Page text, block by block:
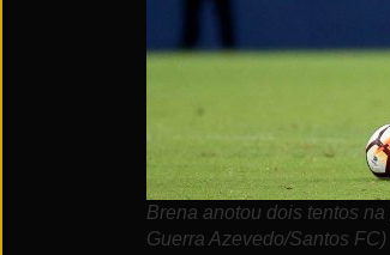
Brena anotou dois tentos
Guerra Azevedo/Santos FC)